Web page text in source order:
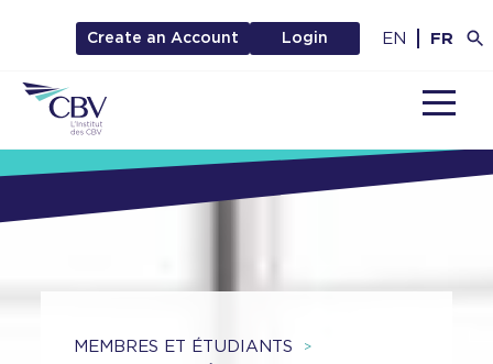
Create an Account Login EN FR
MEMBRES ET ÉTUDIANTS >